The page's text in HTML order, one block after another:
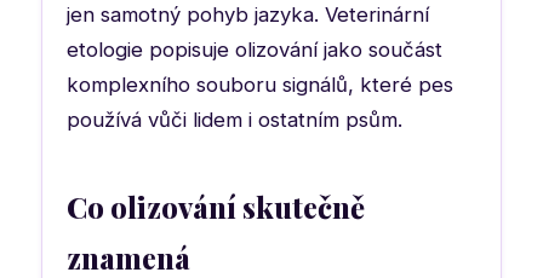
jen samotný pohyb jazyka. Veterinární
etologie popisuje olizování jako součást
komplexního souboru signálů, které pes
používá vůči lidem i ostatním psům.
Co olizování skutečně
znamená